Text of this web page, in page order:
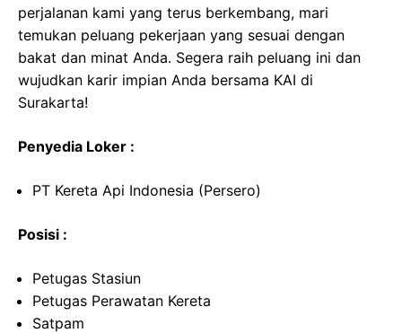
perjalanan kami yang terus berkembang, mari
temukan peluang pekerjaan yang sesuai dengan
bakat dan minat Anda. Segera raih peluang ini dan
wujudkan karir impian Anda bersama KAI di
Surakarta!
Penyedia Loker :
PT Kereta Api Indonesia (Persero)
Posisi :
Petugas Stasiun
Petugas Perawatan Kereta
Satpam